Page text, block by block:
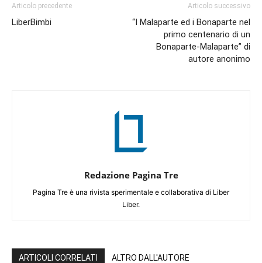
Articolo precedente
LiberBimbi
Articolo successivo
“I Malaparte ed i Bonaparte nel
primo centenario di un
Bonaparte-Malaparte” di
autore anonimo
Redazione Pagina Tre
Pagina Tre è una rivista sperimentale e collaborativa di Liber
Liber.
ARTICOLI CORRELATI ALTRO DALL'AUTORE